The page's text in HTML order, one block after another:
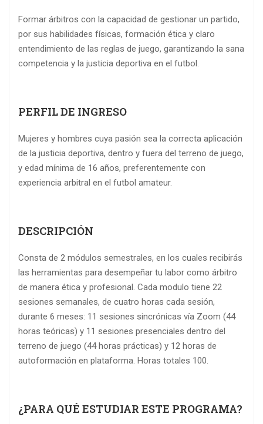
Formar árbitros con la capacidad de gestionar un partido,
por sus habilidades físicas, formación ética y claro
entendimiento de las reglas de juego, garantizando la sana
competencia y la justicia deportiva en el futbol.
PERFIL DE INGRESO
Mujeres y hombres cuya pasión sea la correcta aplicación
de la justicia deportiva, dentro y fuera del terreno de juego,
y edad mínima de 16 años, preferentemente con
experiencia arbitral en el futbol amateur.
DESCRIPCIÓN
Consta de 2 módulos semestrales, en los cuales recibirás
las herramientas para desempeñar tu labor como árbitro
de manera ética y profesional. Cada modulo tiene 22
sesiones semanales, de cuatro horas cada sesión,
durante 6 meses: 11 sesiones sincrónicas vía Zoom (44
horas teóricas) y 11 sesiones presenciales dentro del
terreno de juego (44 horas prácticas) y 12 horas de
autoformación en plataforma. Horas totales 100.
¿PARA QUÉ ESTUDIAR ESTE PROGRAMA?